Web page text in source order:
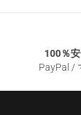
100％
PayPal /